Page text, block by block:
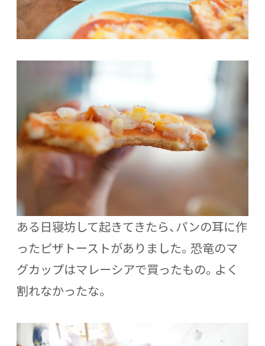
ある日寝坊して起きてきたら、パンの耳に作
ったピザトーストがありました。恐竜のマ
グカップはマレーシアで買ったもの。よく
割れなかったな。